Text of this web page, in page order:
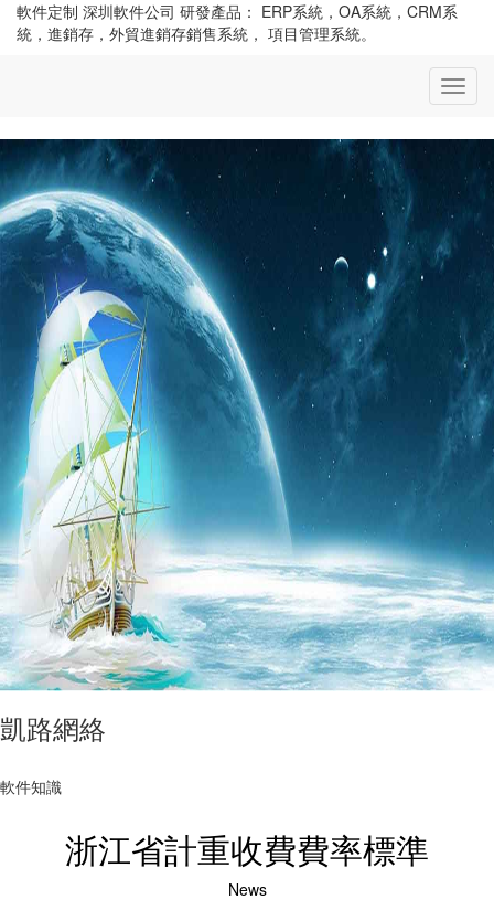
軟件定制 深圳軟件公司 研發產品： ERP系統，OA系統，CRM系
統，進銷存，外貿進銷存銷售系統， 項目管理系統。
凱路網絡
軟件知識
浙江省計重收費費率標準
News